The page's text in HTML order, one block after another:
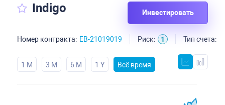
Indigo Инвестировать
Номер контракта: EB-21019019 Риск: 1 Тип счета:
1 M 3 M 6 M 1 Y Всё время